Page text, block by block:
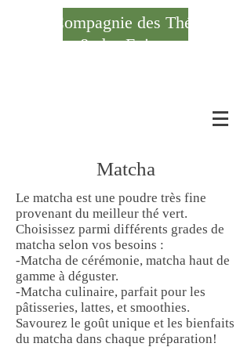
Compagnie des Thés
& des Epices
Matcha
Le matcha est une poudre très fine
provenant du meilleur thé vert.
Choisissez parmi différents grades de
matcha selon vos besoins :
-Matcha de cérémonie, matcha haut de
gamme à déguster.
-Matcha culinaire, parfait pour les
pâtisseries, lattes, et smoothies.
Savourez le goût unique et les bienfaits
du matcha dans chaque préparation!